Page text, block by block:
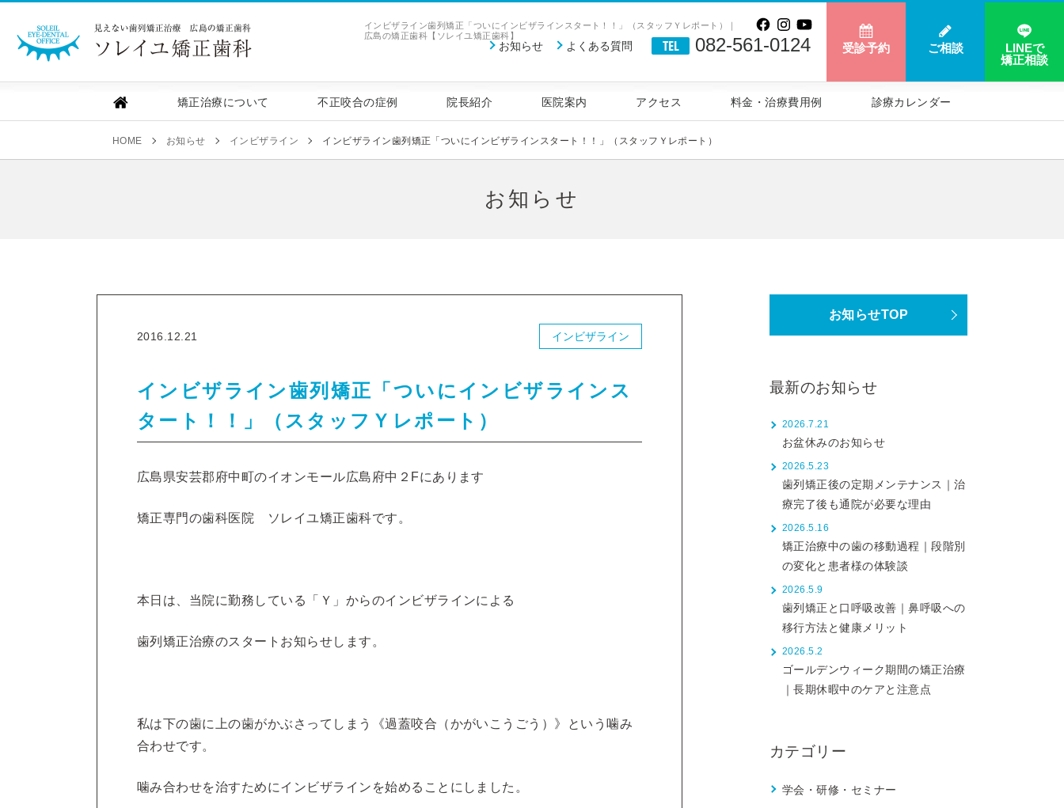
インビザライン歯列矯正「ついにインビザラインスタート！！」（スタッフＹレポート）｜
広島の矯正歯科【ソレイユ矯正歯科】
よくある質問
お知らせ TEL 082-561-0124 受診予約 ご相談
LINEで
矯正相談
矯正治療について 不正咬合の症例 院長紹介 医院案内 アクセス 料金・治療費用例 診療カレンダー
HOME お知らせ インビザライン インビザライン歯列矯正「ついにインビザラインスタート！！」（スタッフＹレポート）
お知らせ
2016.12.21 インビザライン
インビザライン歯列矯正「ついにインビザラインス
タート！！」（スタッフＹレポート）
広島県安芸郡府中町のイオンモール広島府中２Fにあります
矯正専門の歯科医院 ソレイユ矯正歯科です。
本日は、当院に勤務している「Ｙ」からのインビザラインによる
歯列矯正治療のスタートお知らせします。
私は下の歯に上の歯がかぶさってしまう《過蓋咬合（かがいこうごう）》という噛み
合わせです。
噛み合わせを治すためにインビザラインを始めることにしました。
お知らせTOP
最新のお知らせ
2026.7.21
お盆休みのお知らせ
2026.5.23
歯列矯正後の定期メンテナンス｜治
療完了後も通院が必要な理由
2026.5.16
矯正治療中の歯の移動過程｜段階別
の変化と患者様の体験談
2026.5.9
歯列矯正と口呼吸改善｜鼻呼吸への
移行方法と健康メリット
2026.5.2
ゴールデンウィーク期間の矯正治療
｜長期休暇中のケアと注意点
カテゴリー
学会・研修・セミナー